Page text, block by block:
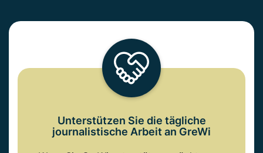
Unterstützen Sie die tägliche
journalistische Arbeit an GreWi